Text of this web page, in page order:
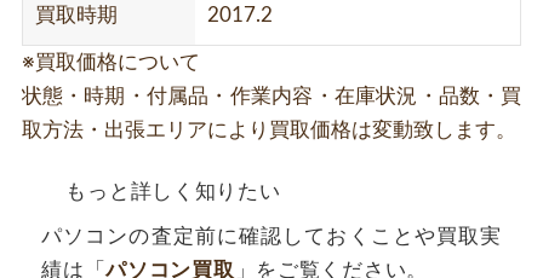
買取時期 2017.2
※買取価格について
状態・時期・付属品・作業内容・在庫状況・品数・買
取方法・出張エリアにより買取価格は変動致します。
もっと詳しく知りたい
パソコンの査定前に確認しておくことや買取実
績は「パソコン買取 」をご覧ください。